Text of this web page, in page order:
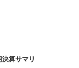
決算サマリ